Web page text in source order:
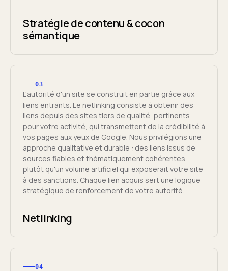
Stratégie de contenu & cocon
sémantique
03
L'autorité d'un site se construit en partie grâce aux
liens entrants. Le netlinking consiste à obtenir des
liens depuis des sites tiers de qualité, pertinents
pour votre activité, qui transmettent de la crédibilité à
vos pages aux yeux de Google. Nous privilégions une
approche qualitative et durable : des liens issus de
sources fiables et thématiquement cohérentes,
plutôt qu'un volume artificiel qui exposerait votre site
à des sanctions. Chaque lien acquis sert une logique
stratégique de renforcement de votre autorité.
Netlinking
04